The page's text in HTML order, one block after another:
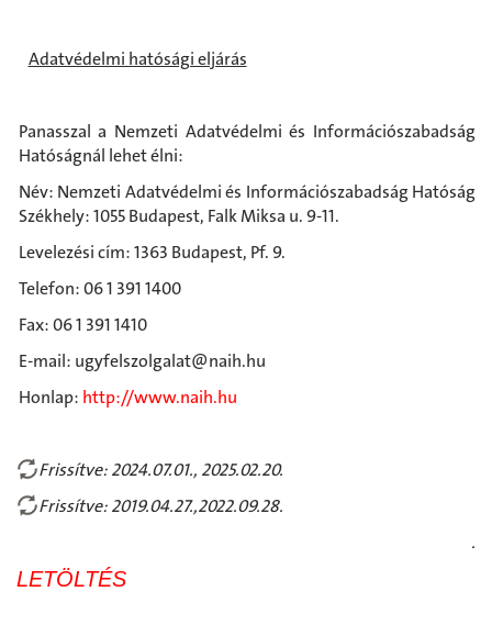
Adatvédelmi hatósági eljárás
Panasszal a Nemzeti Adatvédelmi és Információszabadság
Hatóságnál lehet élni:
Név: Nemzeti Adatvédelmi és Információszabadság Hatóság
Székhely: 1055 Budapest, Falk Miksa u. 9-11.
Levelezési cím: 1363 Budapest, Pf. 9.
Telefon: 06 1 391 1400
Fax: 06 1 391 1410
E-mail: ugyfelszolgalat@naih.hu
Honlap: http://www.naih.hu
Frissítve: 2024.07.01., 2025.02.20.
Frissítve: 2019.04.27.,2022.09.28.
.
LETÖLTÉS